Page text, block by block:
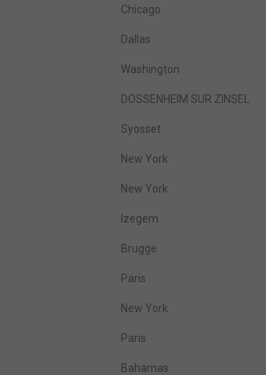
Chicago
Dallas
Washington
DOSSENHEIM SUR ZINSEL
Syosset
New York
New York
Izegem
Brugge
Paris
New York
Paris
Bahamas